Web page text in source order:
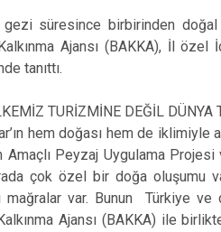
süresince birbirinden doğal
Ajansı (BAKKA), İl
tanıttı.
TURİZMİNE DEĞİL
hem doğası hem de
Amaçlı Peyzaj Uygulama Projesi
çok özel bir doğa oluşumu
mağralar var. Bunun Türkiye ve
Ajansı (BAKKA) ile